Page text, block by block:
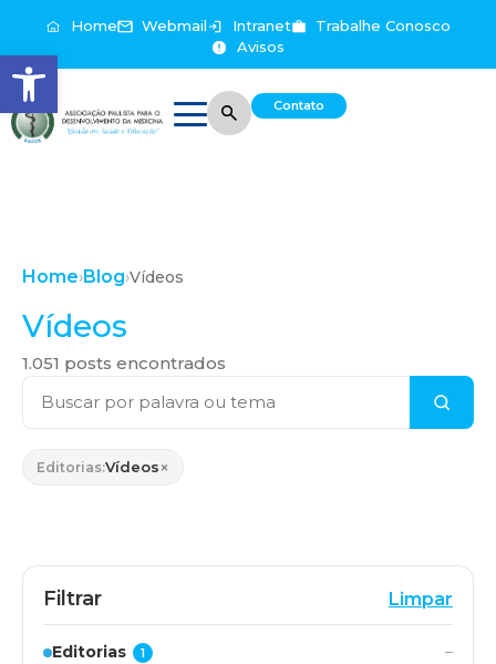
Abrir a barra de ferramentas
Home Webmail Intranet
Trabalhe Conosco
Avisos
Contato
Home›Blog›Vídeos
Vídeos
1.051 posts encontrados
Editorias:Vídeos×
Filtrar Limpar
Editorias 1